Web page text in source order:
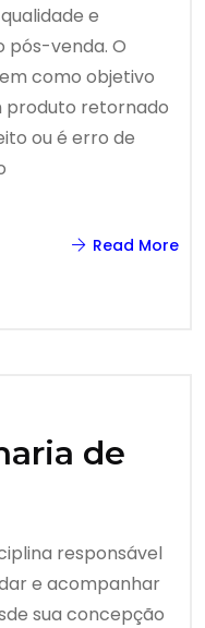
e
pós-venda. O
como objetivo
produto retornado
ou é erro de
Read More
de
responsável
e acompanhar
sua concepção